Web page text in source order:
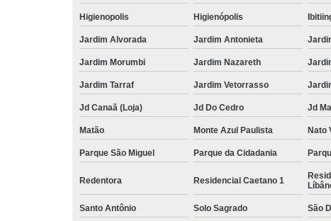
Higienopolis Higienópolis
Jardim Alvorada Jardim Antonieta
Jardim Morumbi Jardim Nazareth
Jardim Tarraf Jardim Vetorrasso
Jd Canaã (Loja) Jd Do Cedro Jd
Matão Monte Azul Paulista Nato
Parque São Miguel Parque da Cidadania
Redentora Residencial Caetano 1
Santo Antônio Solo Sagrado São